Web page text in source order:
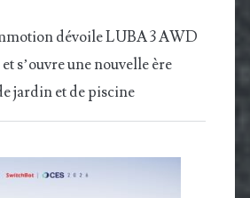
dévoile LUBA 3 AWD
s’ouvre une nouvelle ère
jardin et de piscine